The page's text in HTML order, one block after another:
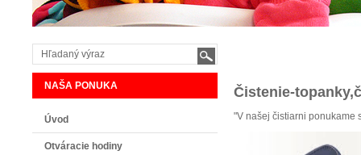
NAŠA PONUKA
Úvod
Otváracie hodiny
Čistenie-
V našej čistiarni ponukame